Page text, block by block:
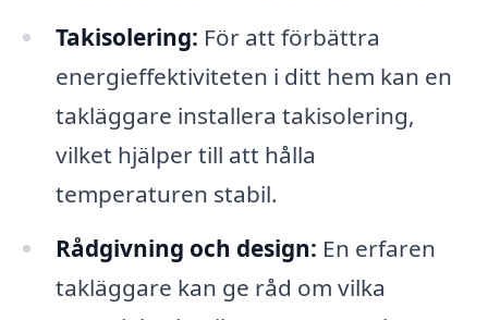
Takisolering: För att förbättra
energieffektiviteten i ditt hem kan en
takläggare installera takisolering,
vilket hjälper till att hålla
temperaturen stabil.
Rådgivning och design: En erfaren
takläggare kan ge råd om vilka